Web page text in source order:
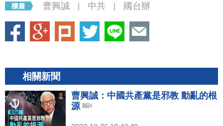
曹興誠 中共 國台辦
相關新聞
曹興誠：中國共產黨是邪教 動亂的根
源